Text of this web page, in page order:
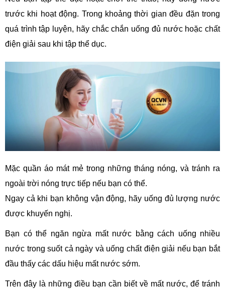
trước khi hoạt động. Trong khoảng thời gian đều đặn trong
quá trình tập luyện, hãy chắc chắn uống đủ nước hoặc chất
điện giải sau khi tập thể dục.
Mặc quần áo mát mẻ trong những tháng nóng, và tránh ra
ngoài trời nóng trực tiếp nếu bạn có thể.
Ngay cả khi bạn không vận động, hãy uống đủ lượng nước
được khuyến nghị.
Bạn có thể ngăn ngừa mất nước bằng cách uống nhiều
nước trong suốt cả ngày và uống chất điện giải nếu bạn bắt
đầu thấy các dấu hiệu mất nước sớm.
Trên đây là những điều bạn cần biết về mất nước, để tránh